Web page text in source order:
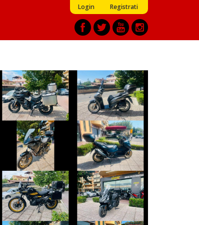
Login Registrati
VOGE VALICO
€ 3.450 €
HONDA SH
€ 2.390 €
YAMAHA
TRACER
€ 7.990 €
YAMAHA TMAX
€ 10.890 €
ROYAL-ENFIELD
HIMALAYAN
€ 4.999 €
SYM MAXSYM-TL
€ 5.450 €